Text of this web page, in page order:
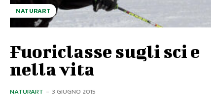
NATURART
Fuoriclasse sugli sci e
nella vita
NATURART - 3 GIUGNO 2015